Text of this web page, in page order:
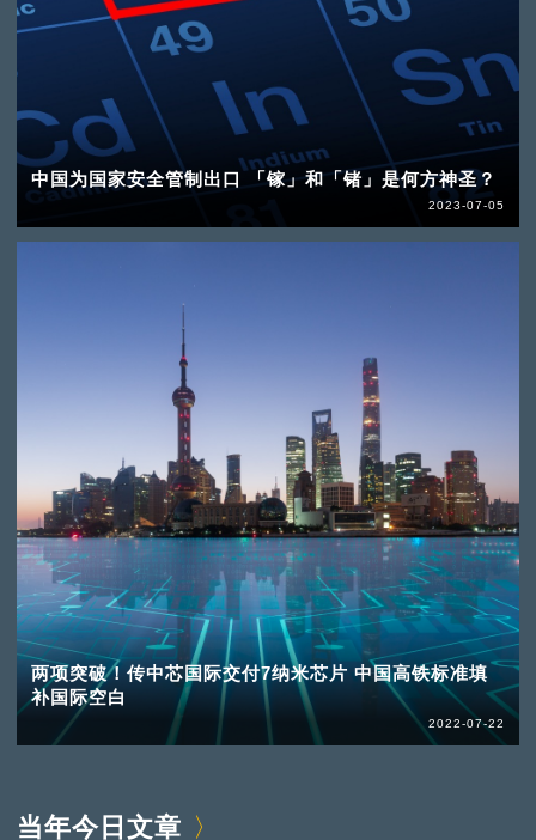
中国为国家安全管制出口 「镓」和「锗」是何方神圣？
2023-07-05
两项突破！传中芯国际交付7纳米芯片 中国高铁标准填
补国际空白
2022-07-22
当年今日文章